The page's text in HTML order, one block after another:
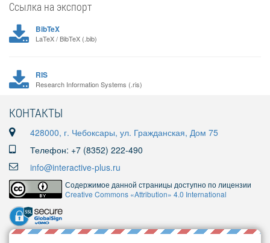
Ссылка на экспорт
BibTeX
LaTeX / BibTeX (.bib)
RIS
Research Information Systems (.ris)
КОНТАКТЫ
428000, г. Чебоксары, ул. Гражданская, Дом 75
Телефон: +7 (8352) 222-490
info@interactive-plus.ru
Содержимое данной страницы доступно по лицензии
Creative Commons «Attribution» 4.0 International